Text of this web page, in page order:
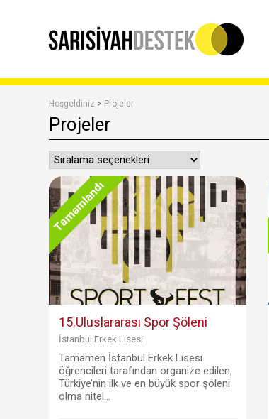
Hoşgeldiniz > Projeler
Projeler
Tamamlandı
15.Uluslararası Spor Şöleni
İstanbul Erkek Lisesi
Tamamen İstanbul Erkek Lisesi
öğrencileri tarafından organize edilen,
Türkiye’nin ilk ve en büyük spor şöleni
olma nitel...